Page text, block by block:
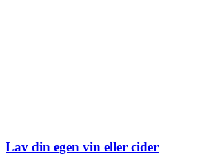
Lav din egen vin eller cider